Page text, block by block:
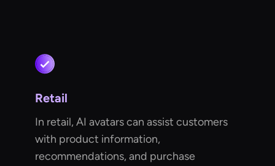
Retail
In retail, AI avatars can assist customers
with product information,
recommendations, and purchase